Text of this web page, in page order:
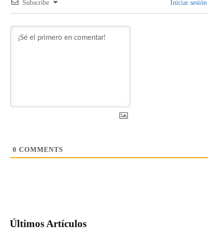
Subscribe Iniciar sesión
0 COMMENTS
Últimos Artículos